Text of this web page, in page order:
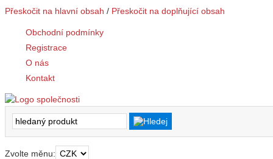
Přeskočit na hlavní obsah / Přeskočit na doplňující obsah
Obchodní podmínky
Registrace
O nás
Kontakt
Zvolte měnu: